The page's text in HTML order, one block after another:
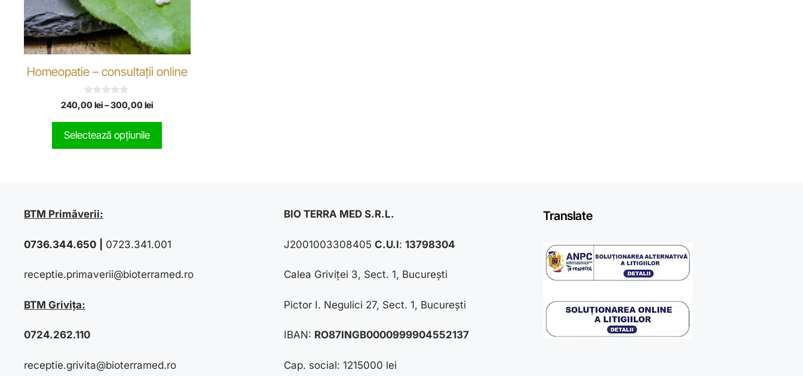
Homeopatie – consultații online
0
o
o
5
240,00lei–300,00lei
Selectează opțiunile
BTM Primăverii:
0736.344.650 0723.341.001
receptie.primaverii@bioterramed.ro
BTM Grivița:
0724.262.110
receptie.grivita@bioterramed.ro
BIO TERRA MED S.R.L.
J2001003308405 C.U.I: 13798304
Calea Griviței 3, Sect. 1, București
Pictor I. Negulici 27, Sect. 1, București
IBAN: RO87INGB0000999904552137
Cap. social: 1215000 lei
Translate